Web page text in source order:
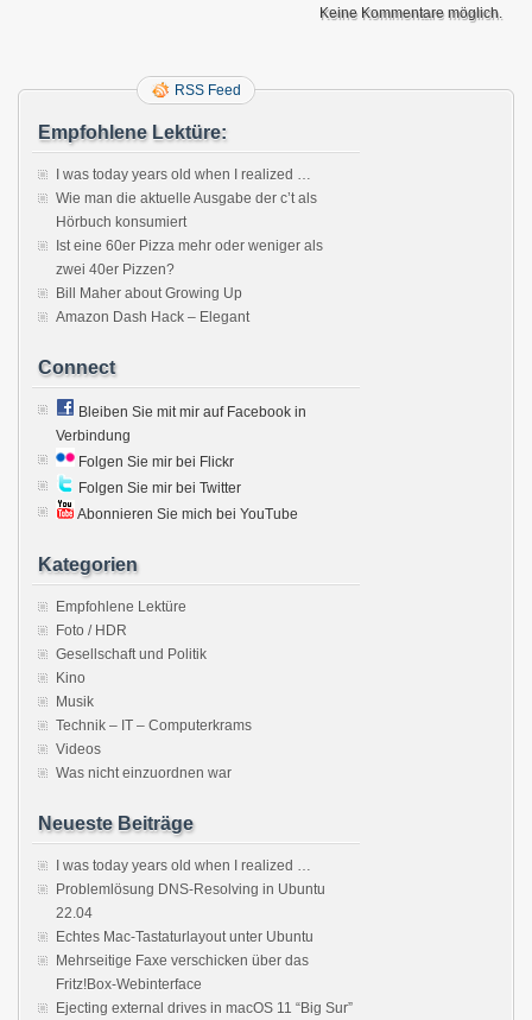
Keine Kommentare möglich.
RSS Feed
Empfohlene Lektüre:
I was today years old when I realized …
Wie man die aktuelle Ausgabe der c’t als
Hörbuch konsumiert
Ist eine 60er Pizza mehr oder weniger als
zwei 40er Pizzen?
Bill Maher about Growing Up
Amazon Dash Hack – Elegant
Connect
Bleiben Sie mit mir auf Facebook in
Verbindung
Folgen Sie mir bei Flickr
Folgen Sie mir bei Twitter
Abonnieren Sie mich bei YouTube
Kategorien
Empfohlene Lektüre
Foto / HDR
Gesellschaft und Politik
Kino
Musik
Technik – IT – Computerkrams
Videos
Was nicht einzuordnen war
Neueste Beiträge
I was today years old when I realized …
Problemlösung DNS-Resolving in Ubuntu
22.04
Echtes Mac-Tastaturlayout unter Ubuntu
Mehrseitige Faxe verschicken über das
Fritz!Box-Webinterface
Ejecting external drives in macOS 11 “Big Sur”